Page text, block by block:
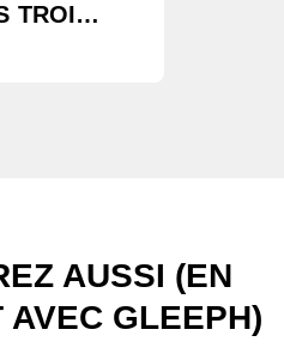
TROI…
AUSSI (EN
AVEC GLEEPH)